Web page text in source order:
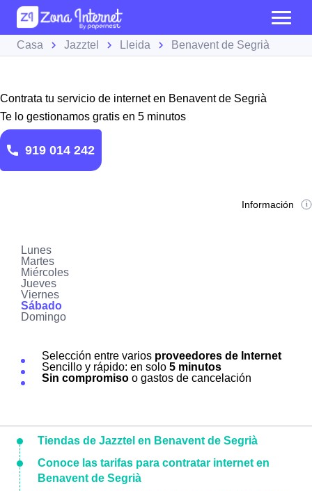
Casa Jazztel Lleida Benavent de Segrià
Contrata tu servicio de internet en Benavent de Segrià
Te lo gestionamos gratis en 5 minutos
919 014 242
Información
Lunes
Martes
Miércoles
Jueves
Viernes
Sábado
Domingo
Selección entre varios proveedores de Internet
Sencillo y rápido: en solo 5 minutos
Sin compromiso o gastos de cancelación
Tiendas de Jazztel en Benavent de Segrià
Conoce las tarifas para contratar internet en
Benavent de Segrià